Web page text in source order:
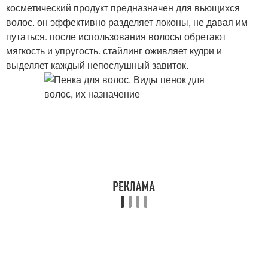
косметический продукт предназначен для вьющихся
волос. он эффективно разделяет локоны, не давая им
путаться. после использования волосы обретают
мягкость и упругость. стайлинг оживляет кудри и
выделяет каждый непослушный завиток.